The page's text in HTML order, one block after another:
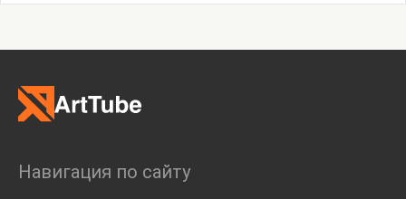
Мастерские
Дискуссия
Пост-релиз
Маркет
Навигация по сайту